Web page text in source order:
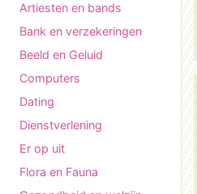
Artiesten en bands
Bank en verzekeringen
Beeld en Geluid
Computers
Dating
Dienstverlening
Er op uit
Flora en Fauna